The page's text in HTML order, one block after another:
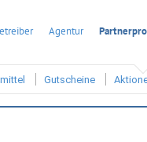
Agentur
Gutscheine